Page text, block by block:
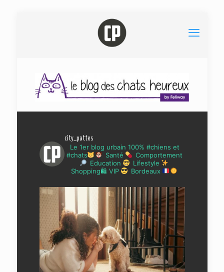
city_pattes
Le 1er blog urbain 100% #chiens et
#chats
Santé
Comportement
Education
Lifestyle
Shopping🛍 VIP
Bordeaux